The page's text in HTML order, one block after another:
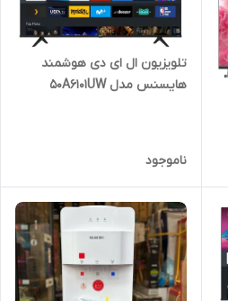
تلویزیون ال ای دی هوشمند
هایسنس مدل 50A6101UW
ناموجود